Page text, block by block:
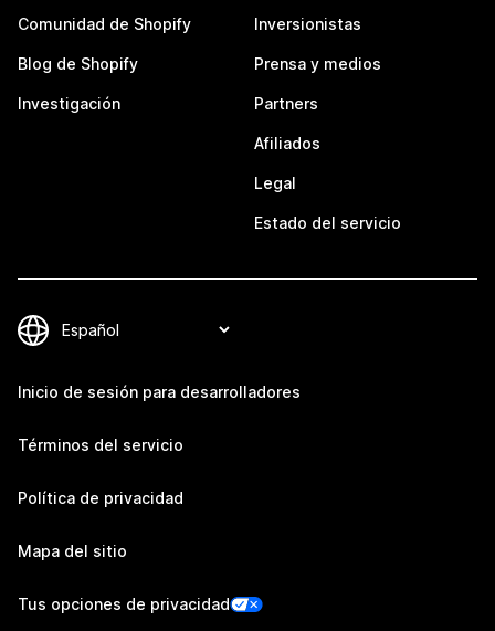
Comunidad de Shopify
Blog de Shopify
Investigación
Inversionistas
Prensa y medios
Partners
Afiliados
Legal
Estado del servicio
Inicio de sesión para desarrolladores
Términos del servicio
Política de privacidad
Mapa del sitio
Tus opciones de privacidad